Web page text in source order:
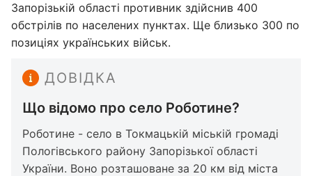
Запорізькій області противник здійснив 400
обстрілів по населених пунктах. Ще близько 300 по
позиціях українських військ.
ДОВІДКА
Що відомо про село Роботине?
Роботине - село в Токмацькій міській громаді
Пологівського району Запорізької області
України. Воно розташоване за 20 км від міста